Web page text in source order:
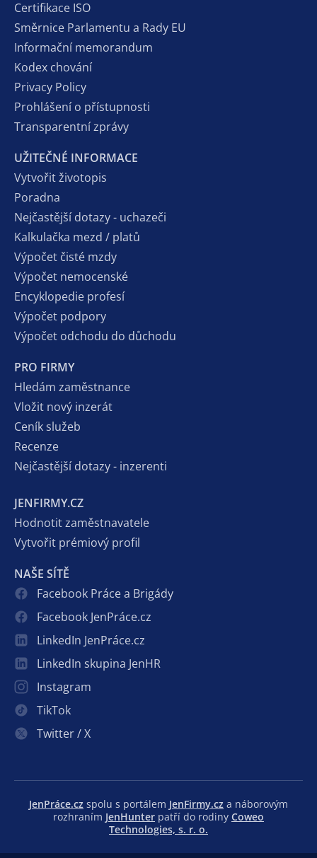
Certifikace ISO
Směrnice Parlamentu a Rady EU
Informační memorandum
Kodex chování
Privacy Policy
Prohlášení o přístupnosti
Transparentní zprávy
UŽITEČNÉ INFORMACE
Vytvořit životopis
Poradna
Nejčastější dotazy - uchazeči
Kalkulačka mezd / platů
Výpočet čisté mzdy
Výpočet nemocenské
Encyklopedie profesí
Výpočet podpory
Výpočet odchodu do důchodu
PRO FIRMY
Hledám zaměstnance
Vložit nový inzerát
Ceník služeb
Recenze
Nejčastější dotazy - inzerenti
JENFIRMY.CZ
Hodnotit zaměstnavatele
Vytvořit prémiový profil
NAŠE SÍTĚ
Facebook Práce a Brigády
Facebook JenPráce.cz
LinkedIn JenPráce.cz
LinkedIn skupina JenHR
Instagram
TikTok
Twitter / X
JenPráce.cz spolu s portálem JenFirmy.cz a náborovým
rozhraním JenHunter patří do rodiny Coweo
Technologies, s. r. o.